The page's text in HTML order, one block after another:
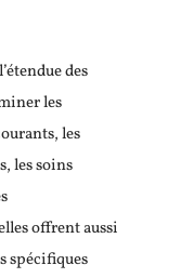
des
les
les
les soins
offrent aussi
spécifiques